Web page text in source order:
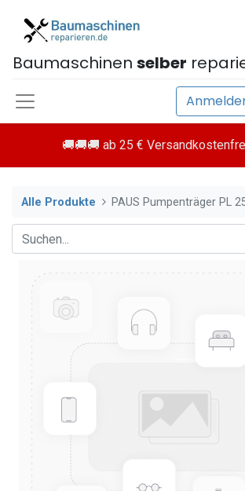
Baumaschinen selber
🚚🚚🚚 ab 25 €
Alle Produkte PAUS Pumpenträger PL